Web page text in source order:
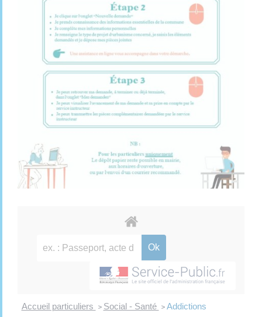
Accueil particuliers > Social - Santé > Addictions